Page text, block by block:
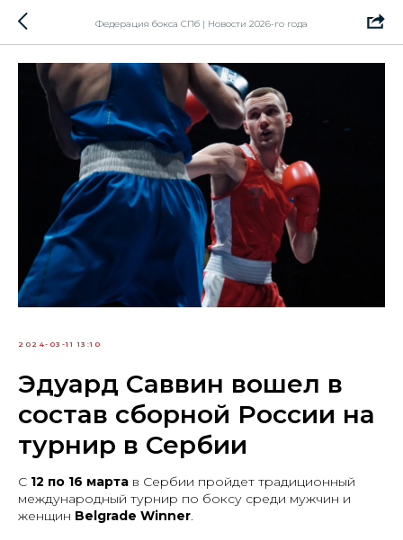
Федерация бокса СПб | Новости 2026-го года
2024-03-11 13:10
Эдуард Саввин вошел в
состав сборной России на
турнир в Сербии
С 12 по 16 марта в Сербии пройдет традиционный
международный турнир по боксу среди мужчин и
женщин Belgrade Winner.